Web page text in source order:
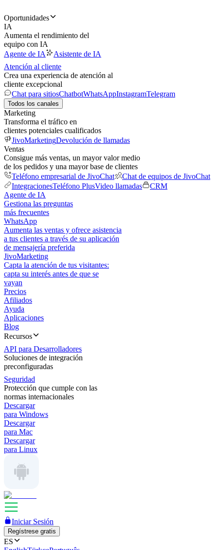
Oportunidades
IA
Aumenta el rendimiento del
equipo con IA
Agente de IA
Asistente de IA
Atención al cliente
Crea una experiencia de atención al
cliente excepcional
Chat para sitiosChatbotWhatsAppInstagramTelegram
Todos los canales
Marketing
Transforma el tráfico en
clientes potenciales cualificados
JivoMarketingDevolución de llamadas
Ventas
Consigue más ventas, un mayor valor medio
de los pedidos y una mayor base de clientes
Teléfono empresarial de JivoChat
Chat de equipos de JivoChat
IntegracionesTeléfono PlusVideo llamadas
CRM
Agente de IA
Gestiona las preguntas
más frecuentes
WhatsApp
Aumenta las ventas y ofrece asistencia
a tus clientes a través de su aplicación
de mensajería preferida
JivoMarketing
Capta la atención de tus visitantes:
capta su interés antes de que se
vayan
Precios
Afiliados
Ayuda
Aplicaciones
Blog
Recursos
API para Desarrolladores
Soluciones de integración
preconfiguradas
Seguridad
Protección que cumple con las
normas internacionales
Descargar
para Windows
Descargar
para Mac
Descargar
para Linux
Iniciar Sesión
Regístrese gratis
ES